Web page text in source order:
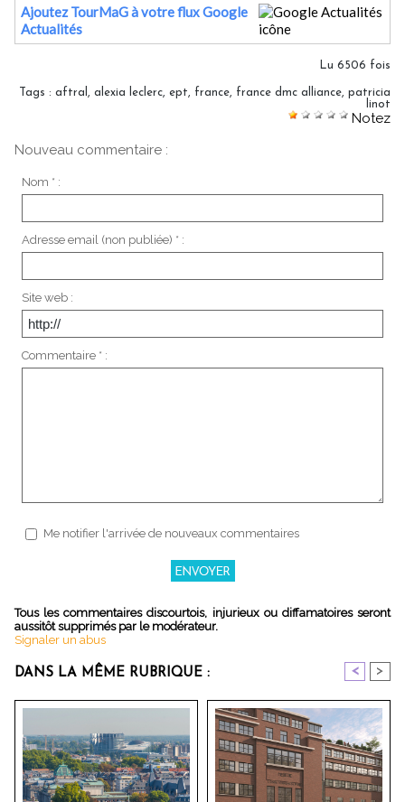
Ajoutez TourMaG à votre flux Google
Actualités
Lu 6506 fois
Tags : aftral , alexia leclerc, ept, france, france dmc alliance, patricia
linot
Notez
Nouveau commentaire :
Nom * :
Adresse email (non publiée) * :
Site web :
Commentaire * :
Me notifier l'arrivée de nouveaux commentaires
Tous les commentaires discourtois, injurieux ou diffamatoires seront
aussitôt supprimés par le modérateur.
Signaler un abus
DANS LA MÊME RUBRIQUE : < >